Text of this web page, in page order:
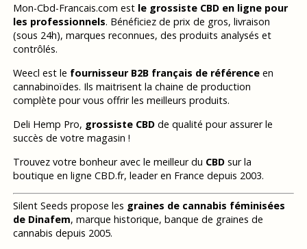
Mon-Cbd-Francais.com est le grossiste CBD en ligne pour
les professionnels. Bénéficiez de prix de gros, livraison
(sous 24h), marques reconnues, des produits analysés et
contrôlés.
Weecl est le fournisseur B2B français de référenceen
cannabinoïdes. Ils maitrisent la chaine de production
complète pour vous offrir les meilleurs produits.
Deli Hemp Pro, grossiste CBDde qualité pour assurer le
succès de votre magasin !
Trouvez votre bonheur avec le meilleur du CBDsur la
boutique en ligne CBD.fr, leader en France depuis 2003.
Silent Seeds propose les graines de cannabis féminisées
de Dinafem, marque historique, banque de graines de
cannabis depuis 2005.